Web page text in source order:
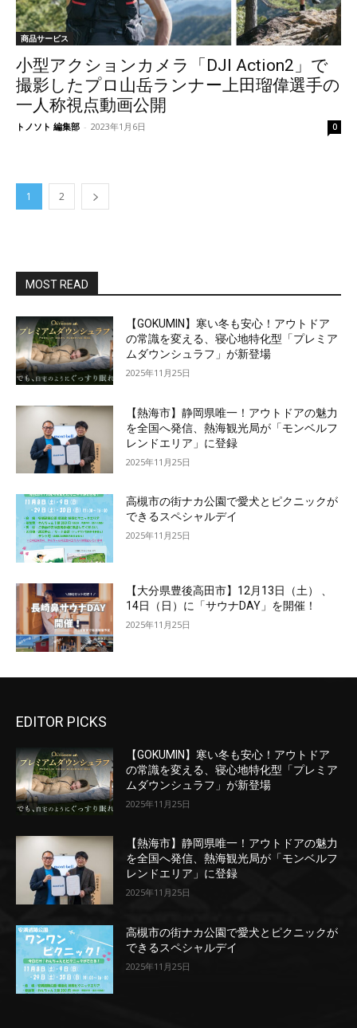
商品サービス
小型アクションカメラ「DJI Action2」で
撮影したプロ山岳ランナー上田瑠偉選手の
一人称視点動画公開
トノソト 編集部 - 2023年1月6日 0
1 2
MOST READ
【GOKUMIN】寒い冬も安心！アウトドア
の常識を変える、寝心地特化型「プレミア
ムダウンシュラフ」が新登場
2025年11月25日
【熱海市】静岡県唯一！アウトドアの魅力
を全国へ発信、熱海観光局が「モンベルフ
レンドエリア」に登録
2025年11月25日
高槻市の街ナカ公園で愛犬とピクニックが
できるスペシャルデイ
2025年11月25日
【大分県豊後高田市】12月13日（土） 、
14日（日）に「サウナDAY」を開催！
2025年11月25日
EDITOR PICKS
【GOKUMIN】寒い冬も安心！アウトドア
の常識を変える、寝心地特化型「プレミア
ムダウンシュラフ」が新登場
2025年11月25日
【熱海市】静岡県唯一！アウトドアの魅力
を全国へ発信、熱海観光局が「モンベルフ
レンドエリア」に登録
2025年11月25日
高槻市の街ナカ公園で愛犬とピクニックが
できるスペシャルデイ
2025年11月25日